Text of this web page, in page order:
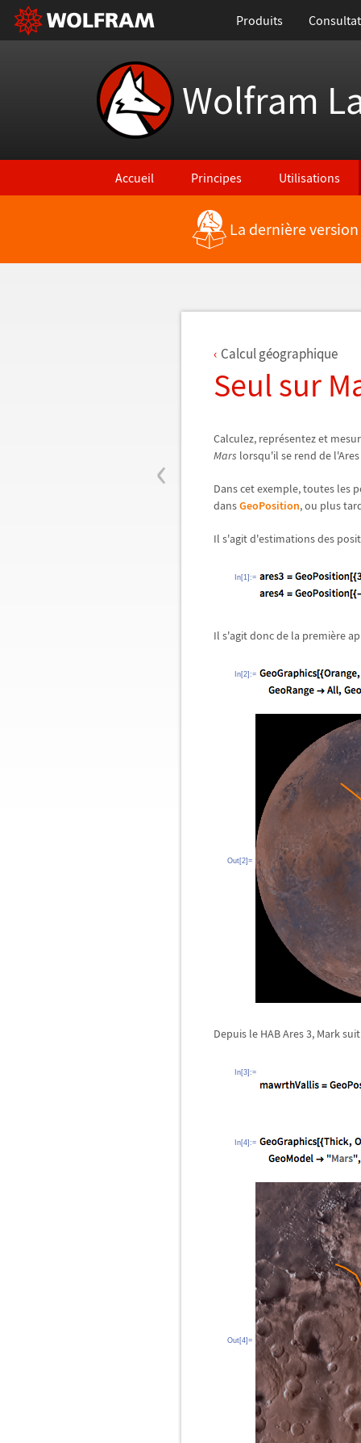
Produits
Wolfram
Accueil Principes Utilisations
Retour vers les nouvelles fonctionnalités
La dernière
‹
Calcul géographique
Seul sur
Calculez, représentez et
Mars lorsqu'il se rend de l'Ares
Dans cet exemple, toutes les
dansGeoPosition, ou plus
Il s'agit d'estimations des
In[1]:=
Il s'agit donc de la première
In[2]:=
Out[2]=
Depuis le HAB Ares 3, Mark
In[3]:=
In[4]:=
Out[4]=